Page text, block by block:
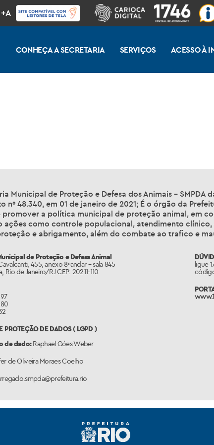
+A
CONHEÇA A SECRETARIA SERVIÇOS ACESSO À
Municipal de Proteção e Defesa dos Animais –
nº 48.340, em 01 de janeiro de 2021; É o órgão da
promover a política municipal de proteção animal, em
ações como controle populacional, atendimento
e abrigamento, além do combate ao trafico e
de Proteção e Defesa Animal
455, anexo 8ºandar – sala 845
Rio de Janeiro/RJ CEP: 20211-110
PROTEÇÃO DE DADOS ( LGPD )
de dado:Raphael Góes Weber
de Oliveira Moraes Coelho
ligue